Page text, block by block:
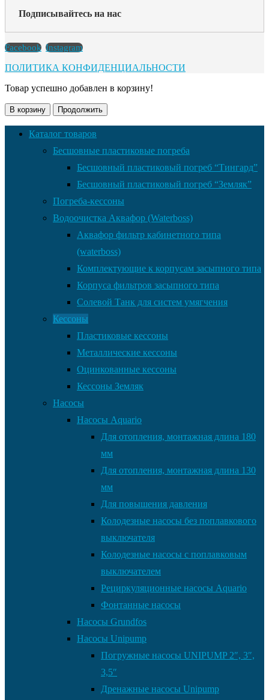
Подписывайтесь на нас
Facebook Instagram
ПОЛИТИКА КОНФИДЕНЦИАЛЬНОСТИ
Товар успешно добавлен в корзину!
В корзину Продолжить
Каталог товаров
Бесшовные пластиковые погреба
Бесшовный пластиковый погреб “Тингард”
Бесшовный пластиковый погреб “Земляк”
Погреба-кессоны
Водоочистка Аквафор (Waterboss)
Аквафор фильтр кабинетного типа
(waterboss)
Комплектующие к корпусам засыпного типа
Корпуса фильтров засыпного типа
Солевой Танк для систем умягчения
Кессоны
Пластиковые кессоны
Металлические кессоны
Оцинкованные кессоны
Кессоны Земляк
Насосы
Насосы Aquario
Для отопления, монтажная длина 180
мм
Для отопления, монтажная длина 130
мм
Для повышения давления
Колодезные насосы без поплавкового
выключателя
Колодезные насосы с поплавковым
выключателем
Рециркуляционные насосы Aquario
Фонтанные насосы
Насосы Grundfos
Насосы Unipump
Погружные насосы UNIPUMP 2″, 3″,
3,5″
Дренажные насосы Unipump